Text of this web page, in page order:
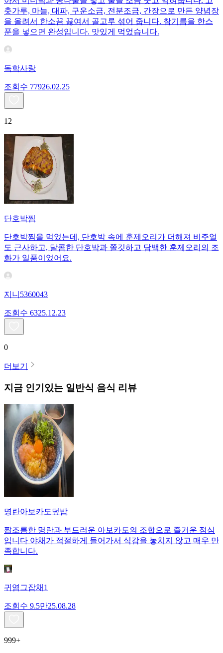
춧가루, 마늘, 대파, 구운소금, 전분조금, 간장으로 만든 양념장
을 올려서 한소끔 끓여서 골고루 섞어 줍니다. 참기름을 한스
푼을 넣으면 완성입니다. 맛있게 먹었습니다.
독학사랑
조회수 77926.02.25
12
단호박찜
단호박찜을 먹었는데, 단호박 속에 훈제오리가 더해져 비주얼
도 근사하고, 달콤한 단호박과 쫄깃하고 담백한 훈제오리의 조
화가 일품이었어요.
지니5360043
조회수 6325.12.23
0
더보기
지금 인기있는 일반식 음식 리뷰
명란아보카도덮밥
짭조름한 명란과 부드러운 아보카도의 조합으로 즐거운 점심
입니다 야채가 적절하게 들어가서 식감을 놓치지 않고 매우 만
족합니다.
귀염그잡채1
조회수 9.5만25.08.28
999+